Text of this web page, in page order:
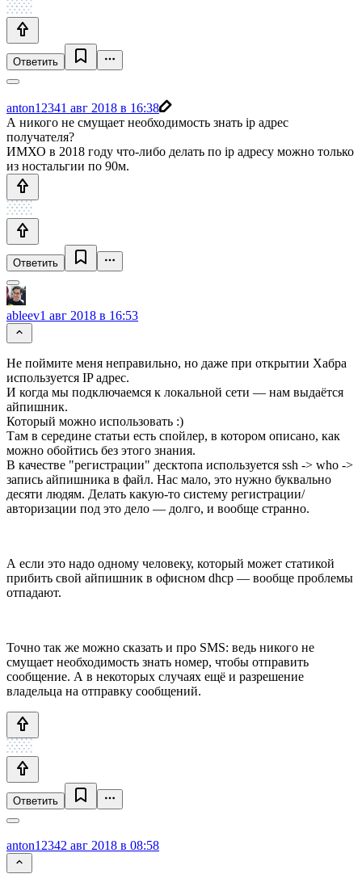
Ответить
anton12341 авг 2018 в 16:38
А никого не смущает необходимость знать ip адрес
получателя?
ИМХО в 2018 году что-либо делать по ip адресу можно только
из ностальгии по 90м.
Ответить
ableev1 авг 2018 в 16:53
Не поймите меня неправильно, но даже при открытии Хабра
используется IP адрес.
И когда мы подключаемся к локальной сети — нам выдаётся
айпишник.
Который можно использовать :)
Там в середине статьи есть спойлер, в котором описано, как
можно обойтись без этого знания.
В качестве "регистрации" десктопа используется ssh -> who ->
запись айпишника в файл. Нас мало, это нужно буквально
десяти людям. Делать какую-то систему регистрации/
авторизации под это дело — долго, и вообще странно.
А если это надо одному человеку, который может статикой
прибить свой айпишник в офисном dhcp — вообще проблемы
отпадают.
Точно так же можно сказать и про SMS: ведь никого не
смущает необходимость знать номер, чтобы отправить
сообщение. А в некоторых случаях ещё и разрешение
владельца на отправку сообщений.
Ответить
anton12342 авг 2018 в 08:58